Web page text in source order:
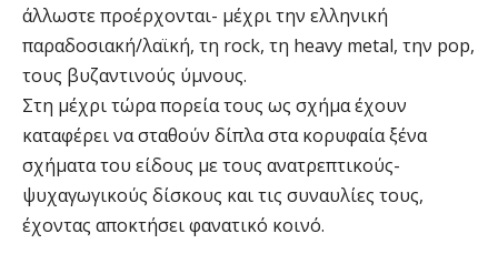
άλλωστε προέρχονται- μέχρι την ελληνική
παραδοσιακή/λαϊκή, τη rock, τη heavy metal, την pop,
τους βυζαντινούς ύμνους.
Στη μέχρι τώρα πορεία τους ως σχήμα έχουν
καταφέρει να σταθούν δίπλα στα κορυφαία ξένα
σχήματα του είδους με τους ανατρεπτικούς-
ψυχαγωγικούς δίσκους και τις συναυλίες τους,
έχοντας αποκτήσει φανατικό κοινό.